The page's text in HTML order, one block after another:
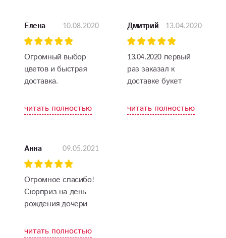
Елена 10.08.2020
Огромный выбор
цветов и быстрая
доставка.
проконсультируют и
обслужат по
приобрести
шикарный букет по
приемлемым ценам
вам сюда.
Рекомендую.
читать полностью
Дмитрий 13.04.2020
13.04.2020 первый
раз заказал к
доставке букет
рождения сестре.
Заказ доставку
читать полностью
Анна 09.05.2021
Огромное спасибо!
Сюрприз на день
рождения дочери
помощью.
читать полностью